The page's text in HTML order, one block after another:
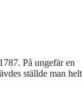
På ungefär en
ställde man helt